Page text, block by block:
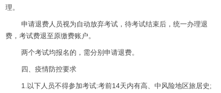
理。
申请退费人员视为自动放弃考试，待考试结束后，统一办理退
费，考试费退至原缴费账户。
两个考试均报名的，需分别申请退费。
四、疫情防控要求
1.以下人员不得参加考试:考前14天内有高、中风险地区旅居史;